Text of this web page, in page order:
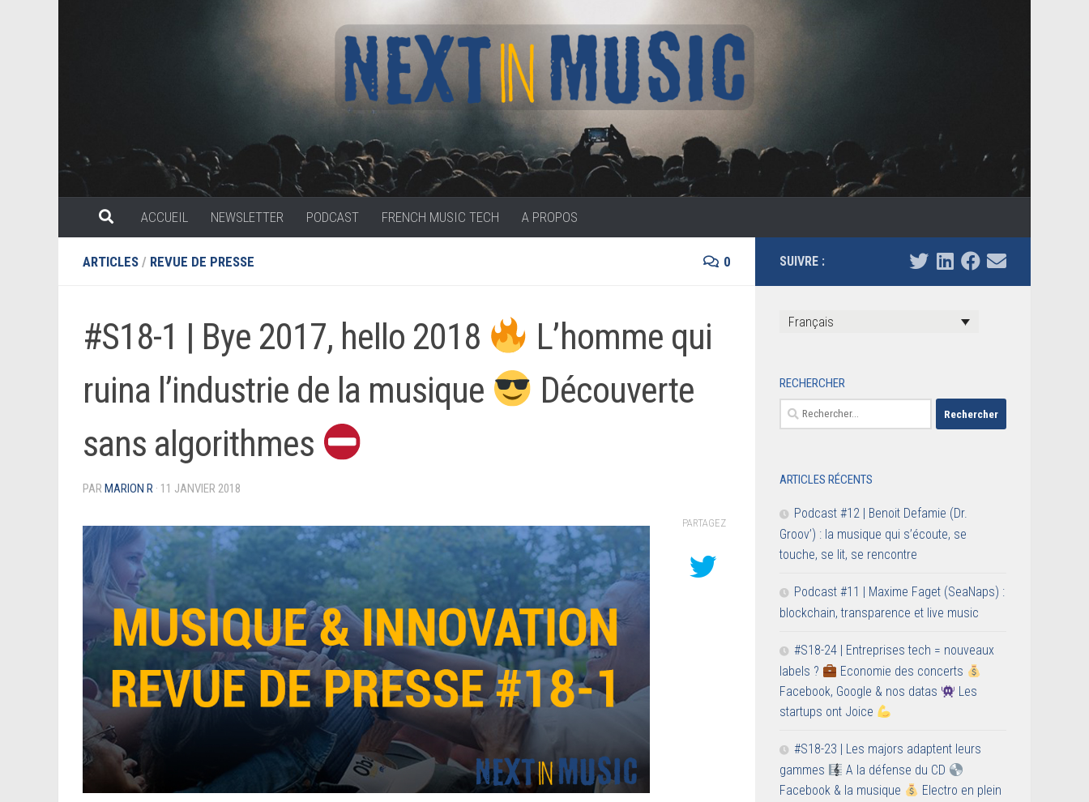
ACCUEIL NEWSLETTER PODCAST FRENCH MUSIC TECH A PROPOS
ARTICLES / REVUE DE PRESSE 0
#S18-1 | Bye 2017, hello 2018
L’homme qui
ruina l’industrie de la musique
Découverte
sans algorithmes
PAR MARION R · 11 JANVIER 2018
PARTAGEZ
SUIVRE :
Français
RECHERCHER
Rechercher :
ARTICLES RÉCENTS
Podcast #12 | Benoit Defamie (Dr.
Groov’) : la musique qui s’écoute, se
touche, se lit, se rencontre
Podcast #11 | Maxime Faget (SeaNaps) :
blockchain, transparence et live music
#S18-24 | Entreprises tech = nouveaux
labels ?
Economie des concerts
Facebook, Google & nos datas
Les
startups ont Joice
#S18-23 | Les majors adaptent leurs
gammes
A la défense du CD
Facebook & la musique
Electro en plein